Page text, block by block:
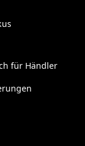
für Händler